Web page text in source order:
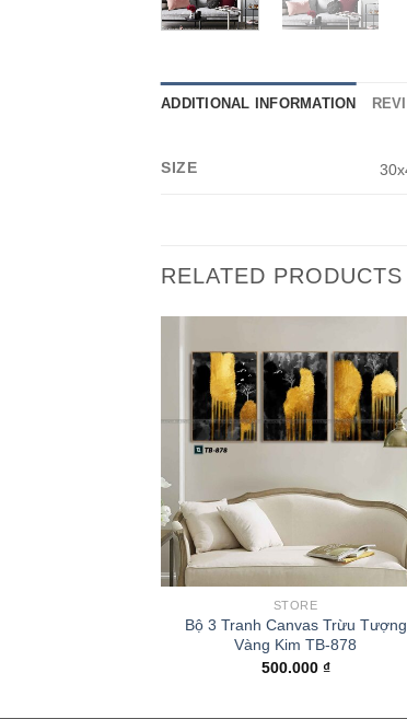
ADDITIONAL INFORMATION
SIZE
RELATED PRODUCTS
STORE
Bộ 3 Tranh Canvas Trừu Tượng
Vàng Kim TB-878
500.000 ₫